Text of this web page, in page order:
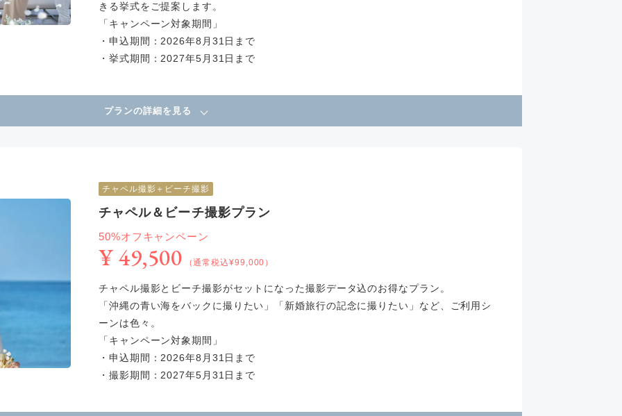
きる挙式をご提案します。
「キャンペーン対象期間」
・申込期間：2026年8月31日まで
・挙式期間：2027年5月31日まで
プランの詳細を見る
チャペル撮影＋ビーチ撮影
チャペル＆ビーチ撮影プラン
50%オフキャンペーン
¥ 49,500 （通常税込¥99,000）
チャペル撮影とビーチ撮影がセットになった撮影データ込のお得なプラン。
「沖縄の青い海をバックに撮りたい」「新婚旅行の記念に撮りたい」など、ご利用シ
ーンは色々。
「キャンペーン対象期間」
・申込期間：2026年8月31日まで
・撮影期間：2027年5月31日まで